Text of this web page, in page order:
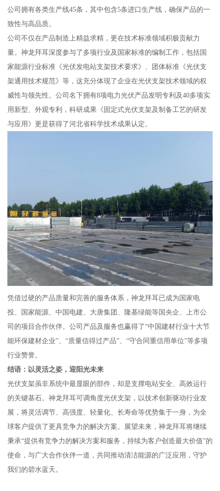
公司拥有各类生产线45条，其中包含5条进口生产线，确保产品的一
致性与高品质。
公司不仅在产品制造上精益求精，更在技术标准领域积极贡献力
量。神龙拜耳深度参与了多项行业及国家标准的编制工作，包括国
家能源行业标准《光伏发电站支架技术要求》、团体标准《光伏支
架通用技术规范》等，这充分体现了企业在光伏支架技术领域的权
威性与领先性。公司名下拥有8项电力光伏产品发明专利及40多项实
用新型、外观专利，科研成果《固定式光伏支架及制备工艺的研发
与应用》更是获得了河北省科学技术成果认定。
凭借过硬的产品质量和完善的服务体系，神龙拜耳已成为国家电
投、国家能源、中国电建、大唐集团、隆基绿能等国央企、上市公
司的项目合作伙伴。公司产品及服务也赢得了“中国建材行业十大节
能环保建材企业”、“质量信得过产品”、“守合同重信用单位”等多项
行业赞誉。
结语：以灵活之姿，迎阳光未来
光伏支架虽非系统中最显眼的部件，却是支撑电站安全、高效运行
的关键基石。神龙拜耳可调角度光伏支架，以技术创新驱动行业发
展，将灵活调节、高强度、轻量化、长寿命等优势集于一身，为全
球客户提供了更具竞争力的解决方案。展望未来，神龙拜耳将继续
秉承“提供有竞争力的解决方案和服务，持续为客户创造最大价值”的
使命，与广大合作伙伴一道，共同推动清洁能源的广泛应用，守护
我们的碧水蓝天。